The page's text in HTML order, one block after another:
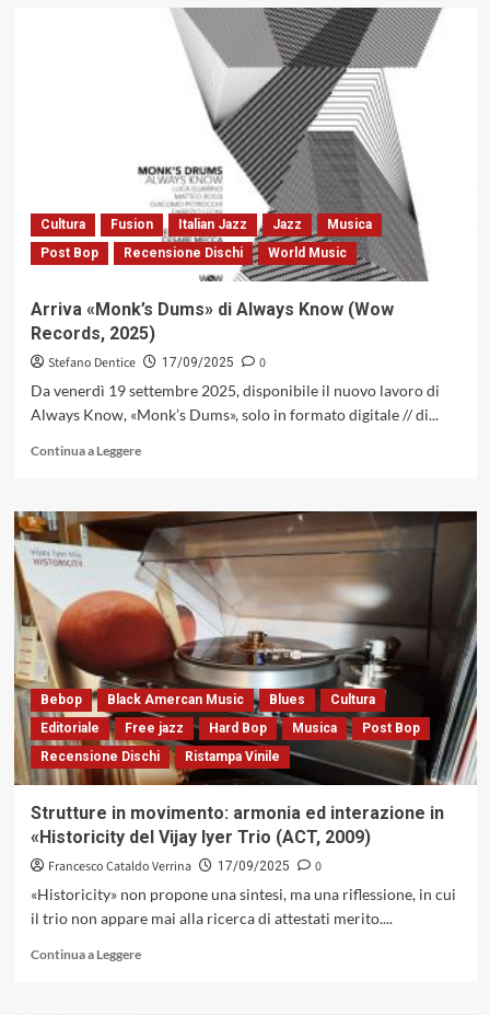
linguaggio
pianistico
radici
all’innovazione
contemporanea:
un
Cultura Fusion Italian Jazz Jazz
Musica
Post Bop
Recensione Dischi World Music
Arriva «Monk’s Dums» di Always Know (Wow
Records, 2025)
Stefano Dentice 17/09/2025
0
Da venerdì 19 settembre 2025, disponibile il nuovo lavoro di
Always Know, «Monk’s Dums», solo in formato digitale // di...
Continua a LeggereLeggi
su
Arriva
«Monk’s
Dums»
di
Always
Know
(Wow
Records,
2025)
Bebop Black Amercan Music Blues
Cultura
Editoriale
Free jazz Hard Bop Musica
Post Bop
Recensione Dischi
Ristampa Vinile
Strutture in movimento: armonia ed interazione in
«Historicity del Vijay Iyer Trio (ACT, 2009)
Francesco Cataldo Verrina 17/09/2025
0
«Historicity» non propone una sintesi, ma una riflessione, in cui
il trio non appare mai alla ricerca di attestati merito....
Continua a LeggereLeggi